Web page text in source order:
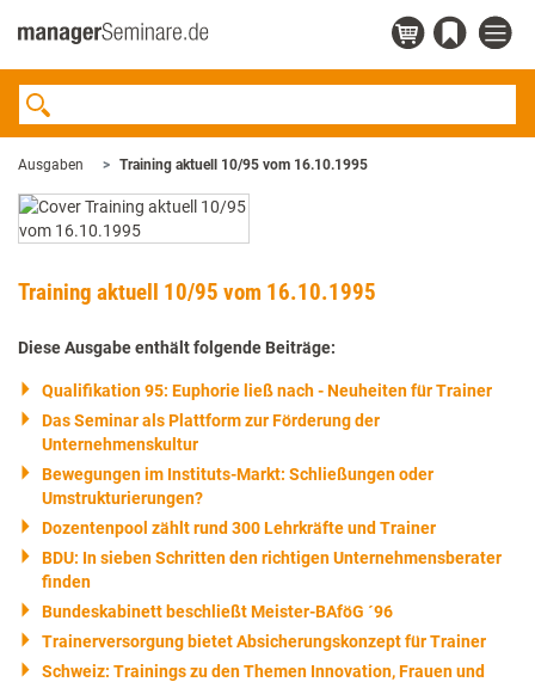
Ausgaben Training aktuell 10/95 vom 16.10.1995
Training aktuell 10/95 vom 16.10.1995
Diese Ausgabe enthält folgende Beiträge:
Qualifikation 95: Euphorie ließ nach - Neuheiten für Trainer
Das Seminar als Plattform zur Förderung der
Unternehmenskultur
Bewegungen im Instituts-Markt: Schließungen oder
Umstrukturierungen?
Dozentenpool zählt rund 300 Lehrkräfte und Trainer
BDU: In sieben Schritten den richtigen Unternehmensberater
finden
Bundeskabinett beschließt Meister-BAföG ´96
Trainerversorgung bietet Absicherungskonzept für Trainer
Schweiz: Trainings zu den Themen Innovation, Frauen und